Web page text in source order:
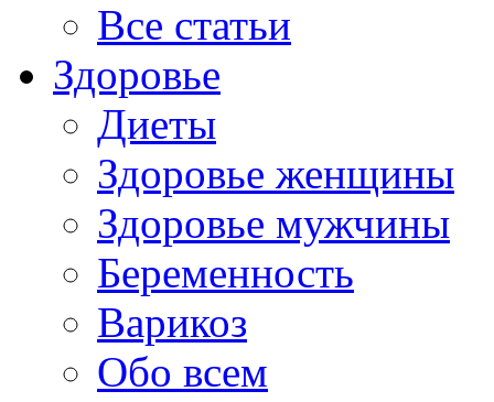
Все статьи
Здоровье
Диеты
Здоровье женщины
Здоровье мужчины
Беременность
Варикоз
Обо всем